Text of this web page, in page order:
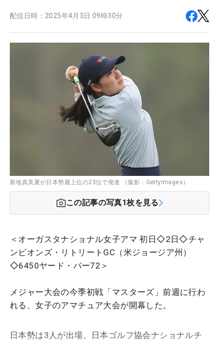
配信日時： 2025年4月3日 09時30分
新地真美夏が日本勢最上位の23位で発進 （撮影：GettyImages）
この記事の写真1枚を見る
＜オーガスタナショナル女子アマ 初日◇2日◇チャ
ンピオンズ・リトリートGC（米ジョージア州）
◇6450ヤード・パー72＞
メジャー大会の今季初戦「マスターズ」前週に行わ
れる、女子のアマチュア大会が開幕した。
日本勢は3人が出場。日本ゴルフ協会ナショナルチ